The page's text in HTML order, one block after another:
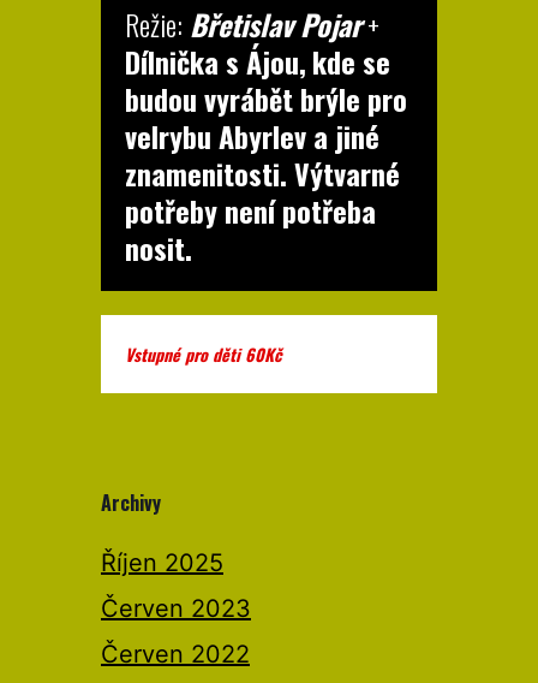
Režie: Břetislav Pojar+
Dílnička s Ájou,kde se
budou vyrábět brýle pro
velrybu Abyrlev a jiné
znamenitosti. Výtvarné
potřeby není potřeba
nosit.
Vstupné pro děti 60Kč
Archivy
Říjen 2025
Červen 2023
Červen 2022